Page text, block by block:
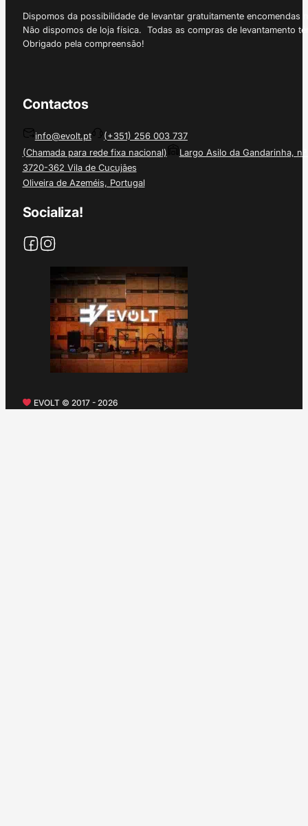
Dispomos da possibilidade de levantar gratuitamente
Não dispomos de loja física. Todas as compras de levantamento
Obrigado pela compreensão!
Contactos
info@evolt.pt
(+351) 256 003 737
(Chamada para rede fixa nacional)
Largo Asilo da Gandarinha, nº
3720-362 Vila de Cucujães
Oliveira de Azeméis, Portugal
Socializa!
EVOLT © 2017 - 2026